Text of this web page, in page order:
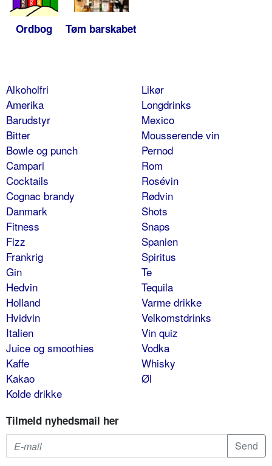
Ordbog Tøm barskabet
Alkoholfri
Amerika
Barudstyr
Bitter
Bowle og punch
Campari
Cocktails
Cognac brandy
Danmark
Fitness
Fizz
Frankrig
Gin
Hedvin
Holland
Hvidvin
Italien
Juice og smoothies
Kaffe
Kakao
Kolde drikke
Likør
Longdrinks
Mexico
Mousserende vin
Pernod
Rom
Rosévin
Rødvin
Shots
Snaps
Spanien
Spiritus
Te
Tequila
Varme drikke
Velkomstdrinks
Vin quiz
Vodka
Whisky
Øl
Tilmeld nyhedsmail her